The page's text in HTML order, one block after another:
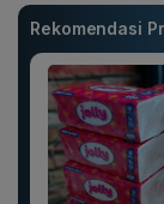
Rekomendasi